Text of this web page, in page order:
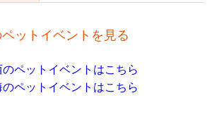
ットイベントを見る
ペットイベントはこちら
ペットイベントはこちら